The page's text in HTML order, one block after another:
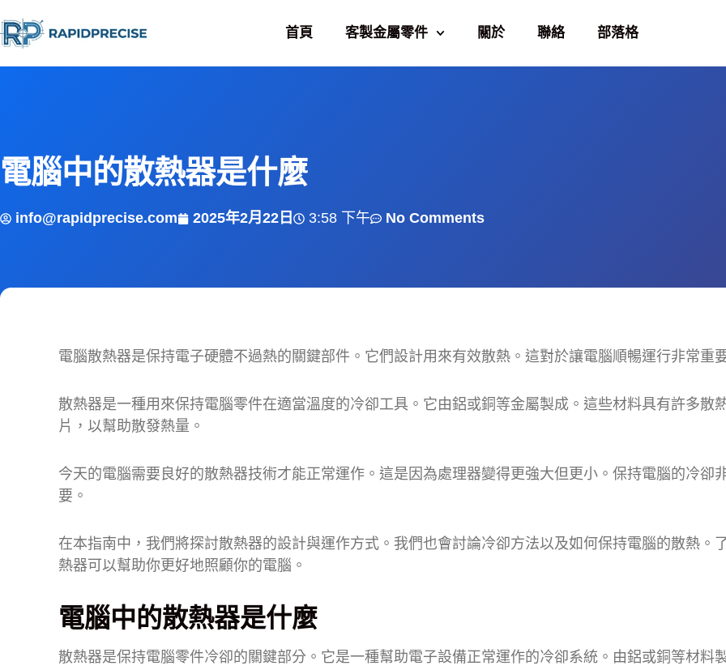
首頁 客製金屬零件 關於 聯絡 部落格
電腦中的散熱器是什麼
info@rapidprecise.com 2025年2月22日 3:58 下午 No Comments
電腦散熱器是保持電子硬體不過熱的關鍵部件。它們設計用來有效散熱。這對於讓電腦順暢運行非常重
散熱器是一種用來保持電腦零件在適當溫度的冷卻工具。它由鋁或銅等金屬製成。這些材料具有許多散
片，以幫助散發熱量。
今天的電腦需要良好的散熱器技術才能正常運作。這是因為處理器變得更強大但更小。保持電腦的冷卻
要。
在本指南中，我們將探討散熱器的設計與運作方式。我們也會討論冷卻方法以及如何保持電腦的散熱。
熱器可以幫助你更好地照顧你的電腦。
電腦中的散熱器是什麼
散熱器是保持電腦零件冷卻的關鍵部分。它是一種幫助電子設備正常運作的冷卻系統。由鋁或銅等材料